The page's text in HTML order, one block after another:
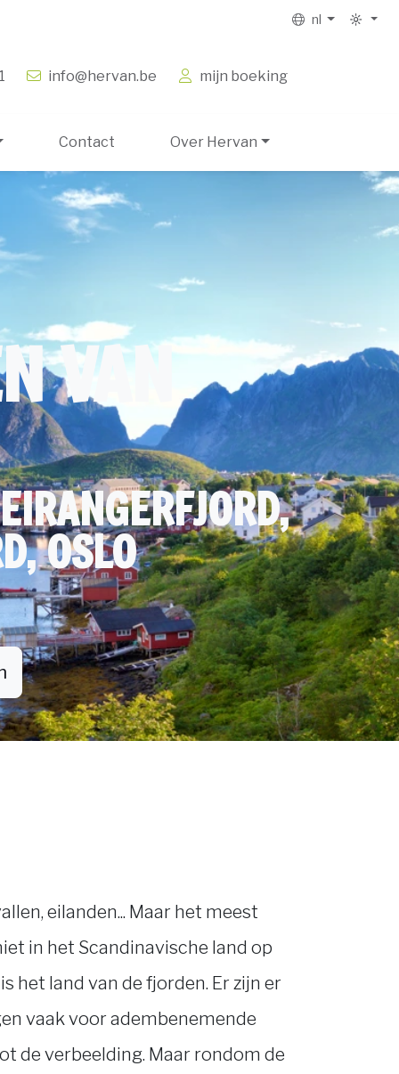
nl
info@hervan.be mijn boeking
Contact Over Hervan
VAN
OSLO
eilanden... Maar het meest
in het Scandinavische land op
het land van de fjorden. Er zijn er
vaak voor adembenemende
de verbeelding. Maar rondom de